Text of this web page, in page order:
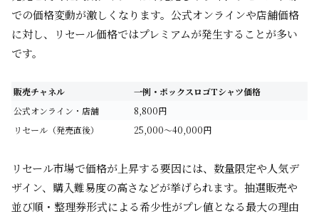
での価格変動が激しくなります。公式オンラインや店舗価格
に対し、リセール価格ではプレミアムが発生することが多い
です。
販売チャネル
一例・ボックスロゴTシャツ価格
公式オンライン・店舗
8,800円
リセール（発売直後）
25,000～40,000円
リセール市場で価格が上昇する要因には、数量限定や人気デ
ザイン、購入難易度の高さなどが挙げられます。抽選販売や
並び順・整理券形式による希少性がプレ値となる最大の理由